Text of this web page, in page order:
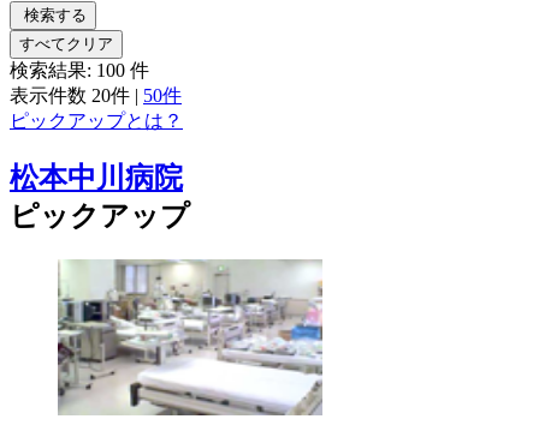
検索する
すべてクリア
検索結果: 100 件
表示件数 20件 | 50件
ピックアップとは？
松本中川病院
ピックアップ